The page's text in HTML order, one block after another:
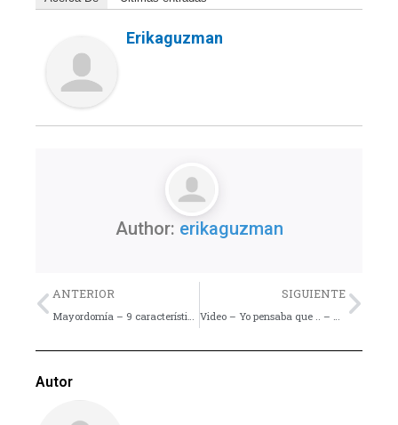
Erikaguzman
Author: erikaguzman
Previo
ANTERIOR
Mayordomía – 9 características de un jóven maduro – Colección Pastoral Juvenil
SIGUIENTE
Video – Yo pensaba que .. – Cartas – Recursos inspiradores para grupos juveniles.
Autor